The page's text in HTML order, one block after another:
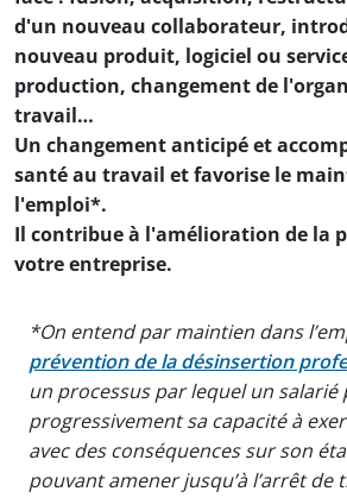
d'un nouveau collaborateur,
nouveau produit, logiciel ou
production, changement de
travail…
Un changement anticipé et
santé au travail et favorise le
l'emploi*.
Il contribue à l'amélioration de la
votre entreprise.
*On entend par maintien dans
prévention de la désinsertion
un processus par lequel un salarié
progressivement sa capacité à
avec des conséquences sur son
pouvant amener jusqu’à l’arrêt de